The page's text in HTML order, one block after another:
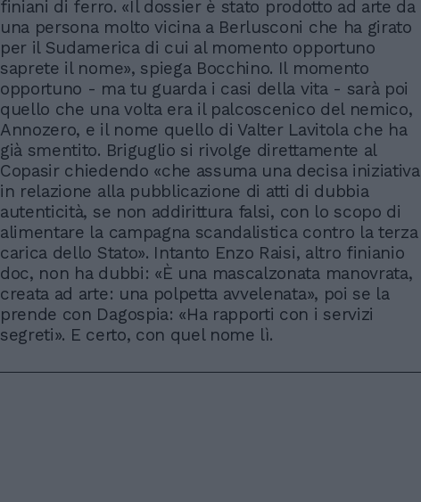
finiani di ferro. «Il dossier è stato prodotto ad arte da
una persona molto vicina a Berlusconi che ha girato
per il Sudamerica di cui al momento opportuno
saprete il nome», spiega Bocchino. Il momento
opportuno - ma tu guarda i casi della vita - sarà poi
quello che una volta era il palcoscenico del nemico,
Annozero, e il nome quello di Valter Lavitola che ha
già smentito. Briguglio si rivolge direttamente al
Copasir chiedendo «che assuma una decisa iniziativa
in relazione alla pubblicazione di atti di dubbia
autenticità, se non addirittura falsi, con lo scopo di
alimentare la campagna scandalistica contro la terza
carica dello Stato». Intanto Enzo Raisi, altro finianio
doc, non ha dubbi: «È una mascalzonata manovrata,
creata ad arte: una polpetta avvelenata», poi se la
prende con Dagospia: «Ha rapporti con i servizi
segreti». E certo, con quel nome lì.